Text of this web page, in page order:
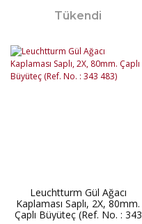
Tükendi
Leuchtturm Gül Ağacı
Kaplaması Saplı, 2X, 80mm.
Çaplı Büyüteç (Ref. No. : 343